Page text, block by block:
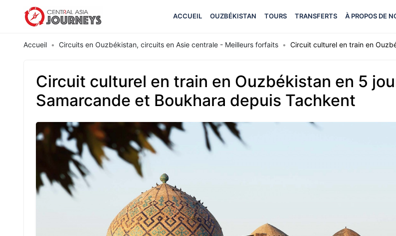
ACCUEIL OUZBÉKISTAN TOURS TRANSFERTS À PROPOS DE
Accueil Circuits en Ouzbékistan, circuits en Asie centrale - Meilleurs forfaits Circuit culturel en train en
Circuit culturel en train en Ouzbékistan en 5
Samarcande et Boukhara depuis Tachkent